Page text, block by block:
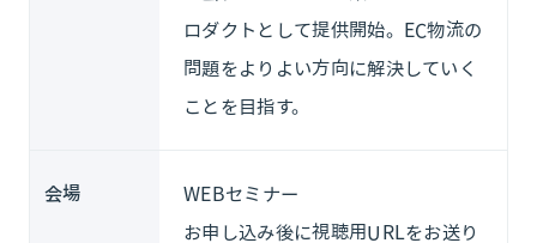
ロダクトとして提供開始。EC物流の
問題をよりよい方向に解決していく
ことを目指す。
会場
WEBセミナー
お申し込み後に視聴用URLをお送り